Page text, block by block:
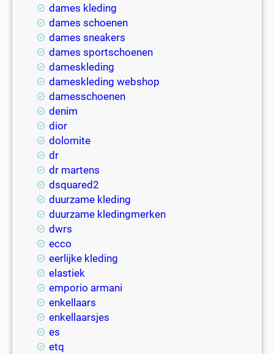
dames kleding
dames schoenen
dames sneakers
dames sportschoenen
dameskleding
dameskleding webshop
damesschoenen
denim
dior
dolomite
dr
dr martens
dsquared2
duurzame kleding
duurzame kledingmerken
dwrs
ecco
eerlijke kleding
elastiek
emporio armani
enkellaars
enkellaarsjes
es
etq